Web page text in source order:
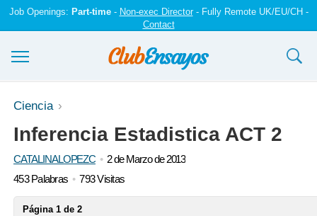
Job Openings: Part-time- Non-exec Director- Fully Remote UK/EU/CH -
Contact
Ensayos y trabajos
Registrarse
Iniciar sesión
Ciencia
Inferencia Estadistica ACT 2
CATALINALOPEZC
2 de Marzo de 2013
453 Palabras
793 Visitas
Página 1 de 2